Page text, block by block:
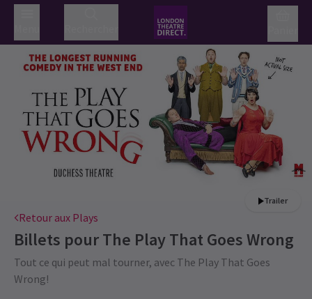
Trailer
Retour aux Plays
Billets pourThe Play That Goes Wrong
Tout ce qui peut mal tourner, avec The Play That Goes
Wrong!